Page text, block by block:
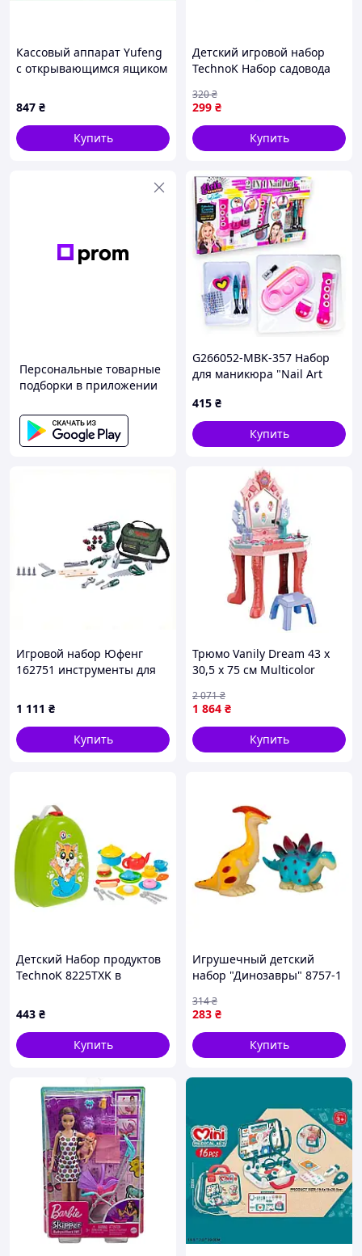
Кассовый аппарат Yufeng
с открывающимся ящиком
8MKE806872
847 ₴
Купить
Детский игровой набор
TechnoK Набор садовода
299 ₴
320₴
Купить
Персональные товарные
подборки в приложении
G266052-MBK-357 Набор
для маникюра "Nail Art
415 ₴
Купить
Игровой набор Юфенг
162751 инструменты для
1 111 ₴
Купить
Трюмо Vanily Dream 43 х
30,5 х 75 см Multicolor
1 864 ₴
2 071₴
Купить
Детский Набор продуктов
TechnoK 8225TXK в
443 ₴
Купить
Игрушечный детский
набор "Динозавры" 8757-1
283 ₴
314₴
Купить